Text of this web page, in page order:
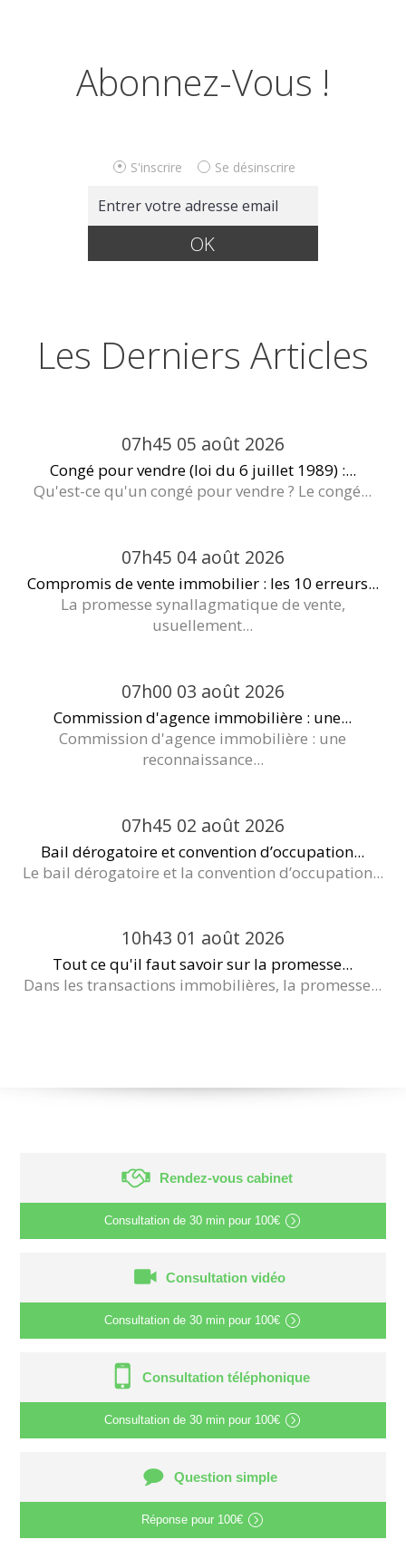
Abonnez-Vous !
S'inscrire Se désinscrire
Les Derniers Articles
07h45 05 août 2026
Congé pour vendre (loi du 6 juillet 1989) :...
Qu'est-ce qu'un congé pour vendre ? Le congé...
07h45 04 août 2026
Compromis de vente immobilier : les 10 erreurs...
La promesse synallagmatique de vente,
usuellement...
07h00 03 août 2026
Commission d'agence immobilière : une...
Commission d'agence immobilière : une
reconnaissance...
07h45 02 août 2026
Bail dérogatoire et convention d’occupation...
Le bail dérogatoire et la convention d’occupation...
10h43 01 août 2026
Tout ce qu'il faut savoir sur la promesse...
Dans les transactions immobilières, la promesse...
Rendez-vous cabinet
Consultation de 30 min pour 100€
Consultation vidéo
Consultation de 30 min pour 100€
Consultation téléphonique
Consultation de 30 min pour 100€
Question simple
Réponse pour 100€